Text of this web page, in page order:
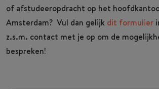
of afstudeeropdracht op het
Amsterdam? Vul dan gelijk dit formulier
z.s.m. contact met je op om de
bespreken!